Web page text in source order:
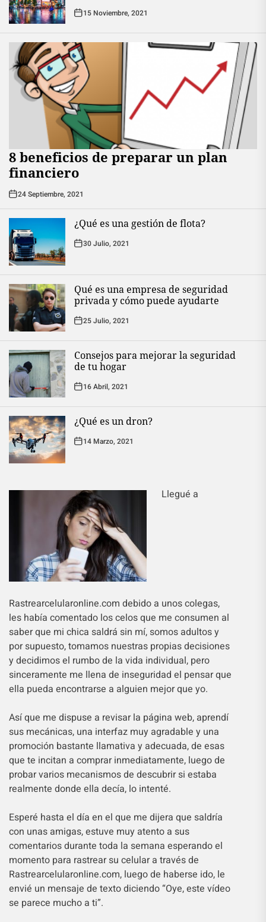
15 Noviembre, 2021
8 beneficios de preparar un plan
financiero
24 Septiembre, 2021
¿Qué es una gestión de flota?
30 Julio, 2021
Qué es una empresa de seguridad
privada y cómo puede ayudarte
25 Julio, 2021
Consejos para mejorar la seguridad
de tu hogar
16 Abril, 2021
¿Qué es un dron?
14 Marzo, 2021
Llegué a
Rastrearcelularonline.com debido a unos colegas,
les había comentado los celos que me consumen al
saber que mi chica saldrá sin mí, somos adultos y
por supuesto, tomamos nuestras propias decisiones
y decidimos el rumbo de la vida individual, pero
sinceramente me llena de inseguridad el pensar que
ella pueda encontrarse a alguien mejor que yo.
Así que me dispuse a revisar la página web, aprendí
sus mecánicas, una interfaz muy agradable y una
promoción bastante llamativa y adecuada, de esas
que te incitan a comprar inmediatamente, luego de
probar varios mecanismos de descubrir si estaba
realmente donde ella decía, lo intenté.
Esperé hasta el día en el que me dijera que saldría
con unas amigas, estuve muy atento a sus
comentarios durante toda la semana esperando el
momento para rastrear su celular a través de
Rastrearcelularonline.com, luego de haberse ido, le
envié un mensaje de texto diciendo “Oye, este vídeo
se parece mucho a ti”.